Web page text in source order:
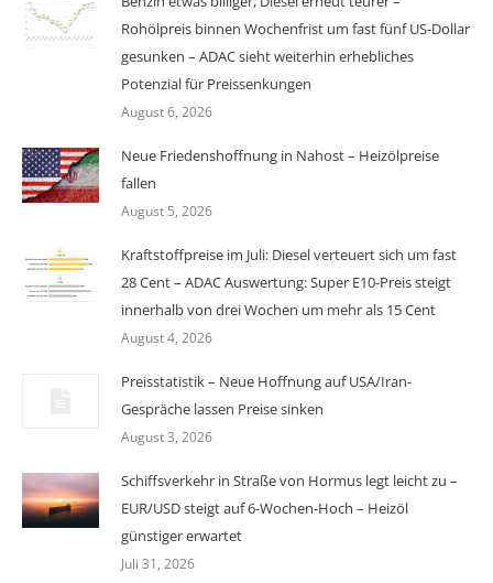
Rohölpreis binnen Wochenfrist um fast fünf US-Dollar
gesunken – ADAC sieht weiterhin erhebliches
Potenzial für Preissenkungen
August 6, 2026
Neue Friedenshoffnung in Nahost – Heizölpreise
fallen
August 5, 2026
Kraftstoffpreise im Juli: Diesel verteuert sich um fast
28 Cent – ADAC Auswertung: Super E10-Preis steigt
innerhalb von drei Wochen um mehr als 15 Cent
August 4, 2026
Preisstatistik – Neue Hoffnung auf USA/Iran-
Gespräche lassen Preise sinken
August 3, 2026
Schiffsverkehr in Straße von Hormus legt leicht zu –
EUR/USD steigt auf 6-Wochen-Hoch – Heizöl
günstiger erwartet
Juli 31, 2026